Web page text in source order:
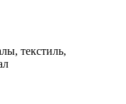
текстиль,